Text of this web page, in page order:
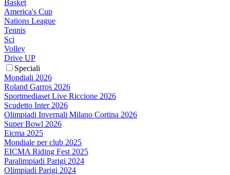
Basket
America's Cup
Nations League
Tennis
Sci
Volley
Drive UP
Speciali
Mondiali 2026
Roland Garros 2026
Sportmediaset Live Riccione 2026
Scudetto Inter 2026
Olimpiadi Invernali Milano Cortina 2026
Super Bowl 2026
Eicma 2025
Mondiale per club 2025
EICMA Riding Fest 2025
Paralimpiadi Parigi 2024
Olimpiadi Parigi 2024